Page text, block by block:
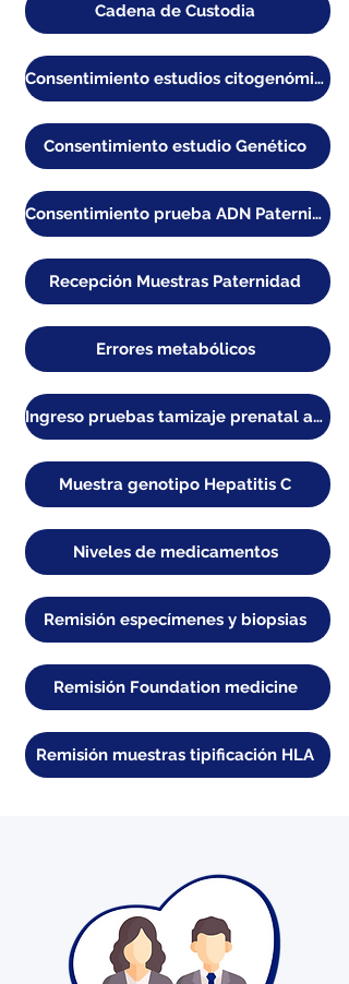
Cadena de Custodia
Consentimiento estudios citogenómicos
Consentimiento estudio Genético
Consentimiento prueba ADN Paternidad Ec
Recepción Muestras Paternidad
Errores metabólicos
Ingreso pruebas tamizaje prenatal aneuploidías
Muestra genotipo Hepatitis C
Niveles de medicamentos
Remisión especímenes y biopsias
Remisión Foundation medicine
Remisión muestras tipificación HLA